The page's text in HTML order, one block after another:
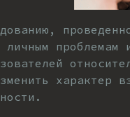
характер